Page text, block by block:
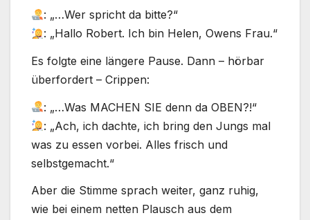
: „…Wer spricht da bitte?“
: „Hallo Robert. Ich bin Helen, Owens Frau.“
Es folgte eine längere Pause. Dann – hörbar
überfordert – Crippen:
: „…Was MACHEN SIE denn da OBEN?!“
: „Ach, ich dachte, ich bring den Jungs mal
was zu essen vorbei. Alles frisch und
selbstgemacht.“
Aber die Stimme sprach weiter, ganz ruhig,
wie bei einem netten Plausch aus dem